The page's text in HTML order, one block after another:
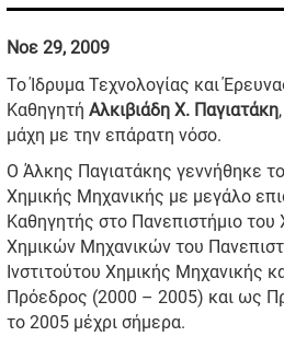
Νοε 29, 2009
Το Ίδρυμα Τεχνολογίας και
Καθηγητή Αλκιβιάδη Χ. Παγιατάκη
μάχη με την επάρατη νόσο.
Ο Άλκης Παγιατάκης γεννήθηκε
Χημικής Μηχανικής με μεγάλο
Καθηγητής στο Πανεπιστήμιο
Χημικών Μηχανικών του
Ινστιτούτου Χημικής
Πρόεδρος (2000 – 2005) και ως
το 2005 μέχρι σήμερα.